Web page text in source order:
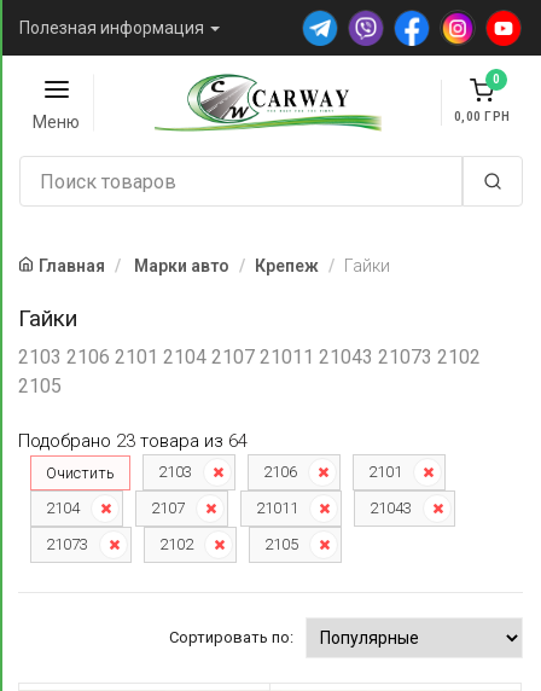
Полезная информация
Меню
0
0,00
Главная Марки авто Крепеж Гайки
Гайки
2103 2106 2101 2104 2107 21011 21043 21073 2102
2105
Подобрано 23 товара из 64
Очистить 2103 2106
2101
2104
2107 21011
21043
21073
2102 2105
Сортировать по: